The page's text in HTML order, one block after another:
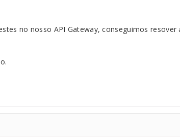
no nosso API Gateway, conseguimos